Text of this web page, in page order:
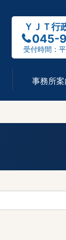
ＹＪＴ行
045-
受付時間：
事務所案